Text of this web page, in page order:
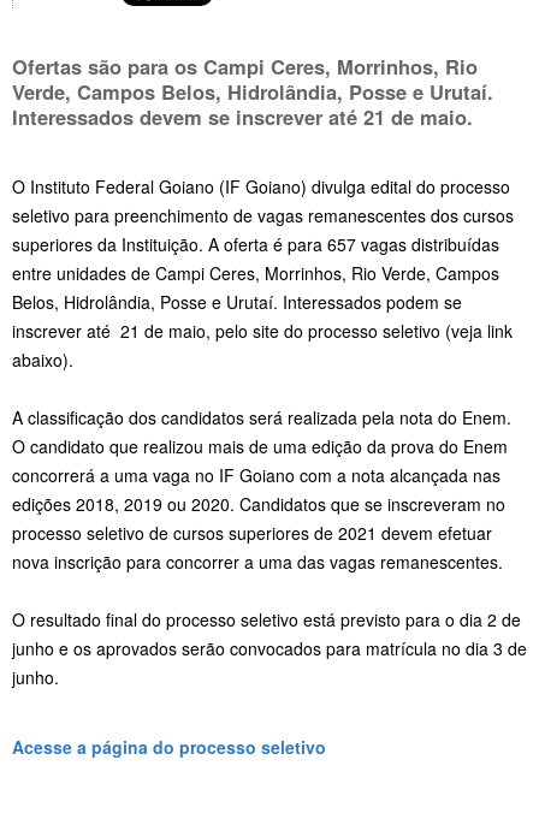
Ofertas são para os Campi Ceres, Morrinhos, Rio
Verde, Campos Belos, Hidrolândia, Posse e Urutaí.
Interessados devem se inscrever até 21 de maio.
O Instituto Federal Goiano (IF Goiano) divulga edital do processo
seletivo para preenchimento de vagas remanescentes dos cursos
superiores da Instituição. A oferta é para 657 vagas distribuídas
entre unidades de Campi Ceres, Morrinhos, Rio Verde, Campos
Belos, Hidrolândia, Posse e Urutaí. Interessados podem se
inscrever até 21 de maio, pelo site do processo seletivo (veja link
abaixo).
A classificação dos candidatos será realizada pela nota do Enem.
O candidato que realizou mais de uma edição da prova do Enem
concorrerá a uma vaga no IF Goiano com a nota alcançada nas
edições 2018, 2019 ou 2020. Candidatos que se inscreveram no
processo seletivo de cursos superiores de 2021 devem efetuar
nova inscrição para concorrer a uma das vagas remanescentes.
O resultado final do processo seletivo está previsto para o dia 2 de
junho e os aprovados serão convocados para matrícula no dia 3 de
junho.
Acesse a página do processo seletivo